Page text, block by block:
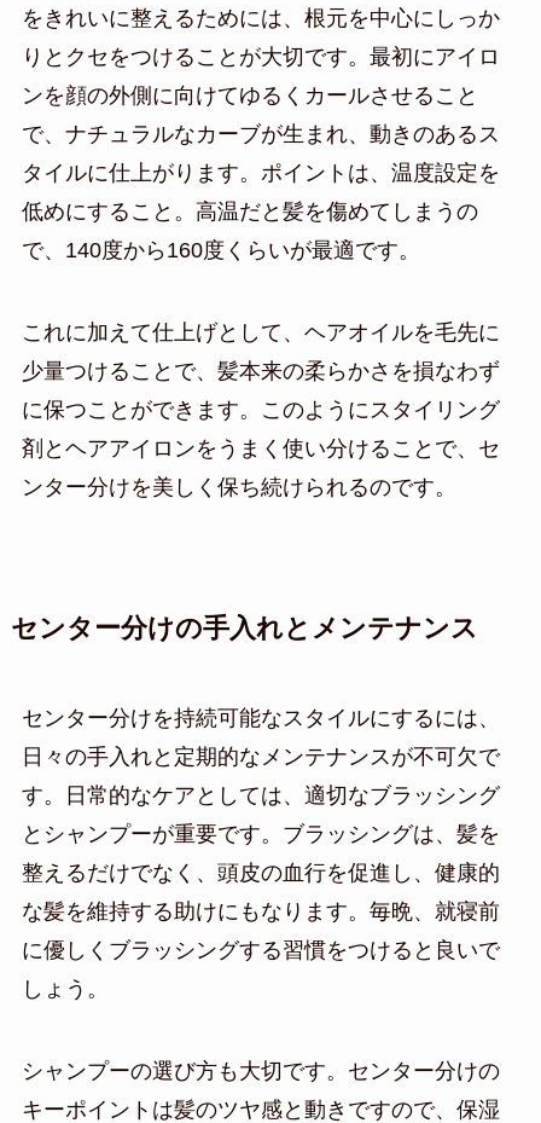
をきれいに整えるためには、根元を中心にしっか
りとクセをつけることが大切です。最初にアイロ
ンを顔の外側に向けてゆるくカールさせること
で、ナチュラルなカーブが生まれ、動きのあるス
タイルに仕上がります。ポイントは、温度設定を
低めにすること。高温だと髪を傷めてしまうの
で、140度から160度くらいが最適です。
これに加えて仕上げとして、ヘアオイルを毛先に
少量つけることで、髪本来の柔らかさを損なわず
に保つことができます。このようにスタイリング
剤とヘアアイロンをうまく使い分けることで、セ
ンター分けを美しく保ち続けられるのです。
センター分けの手入れとメンテナンス
センター分けを持続可能なスタイルにするには、
日々の手入れと定期的なメンテナンスが不可欠で
す。日常的なケアとしては、適切なブラッシング
とシャンプーが重要です。ブラッシングは、髪を
整えるだけでなく、頭皮の血行を促進し、健康的
な髪を維持する助けにもなります。毎晩、就寝前
に優しくブラッシングする習慣をつけると良いで
しょう。
シャンプーの選び方も大切です。センター分けの
キーポイントは髪のツヤ感と動きですので、保湿